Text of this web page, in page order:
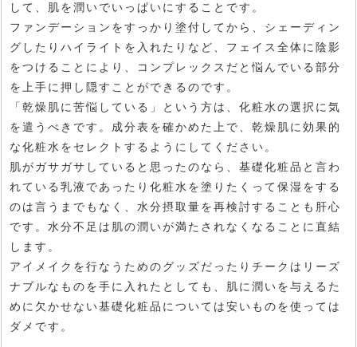
して、肌を潤いでいっぱいにすることです。
ファンデーションをすっかり塗付してから、シェーディン
グしたりハイライトを入れたりなど、フェイス全体に陰影
をつけることにより、コンプレックスだと悩んでいる部分
を上手に押し隠すことができるのです。
「乾燥肌に苦悩している」という方は、化粧水の選択に気
を遣うべきです。成分表を確かめた上で、乾燥肌に効果的
な化粧水をセレクトするようにしてください。
肌がガサガサしていると思ったのなら、基礎化粧品と言わ
れている乳液であったり化粧水を塗りたくって保湿をする
のは言うまでもなく、水分摂取量を再検討することも肝心
です。水分不足は肌の潤いが満たされなくなることに直結
します。
アイメイクを行なうためのグッズだったりチークはリーズ
ナブルなものを手に入れたとしても、肌に潤いを与えるた
めに欠かせない基礎化粧品については安いものを使っては
ダメです。